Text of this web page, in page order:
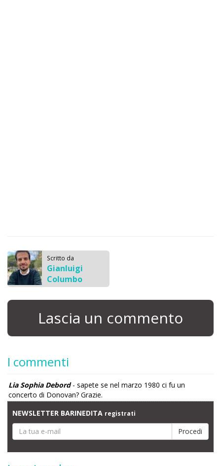
Scritto da
Gianluigi
Columbo
Lascia un commento
I commenti
Lia Sophia Debord- sapete se nel marzo 1980 ci fu un
concerto di Donovan? Grazie.
NEWSLETTER BARINEDITA registrati